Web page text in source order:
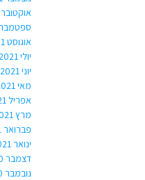
אוקטובר 2021
ספטמבר
אוגוסט 2021
יולי 2021
יוני 2021
מאי 2021
אפריל 2021
מרץ 2021
פברואר 2021
ינואר 2021
דצמבר 2020
נובמבר 2020